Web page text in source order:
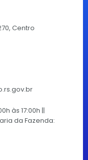
Centro
às 17:00h ||
da Fazenda: